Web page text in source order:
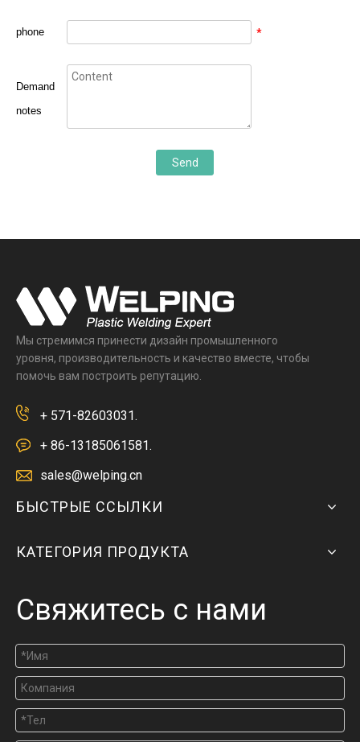
phone *
Demand
notes
Send
Мы стремимся принести дизайн промышленного
уровня, производительность и качество вместе, чтобы
помочь вам построить репутацию.
+ 571-82603031.
+ 86-13185061581.
sales@welping.cn
БЫСТРЫЕ ССЫЛКИ
КАТЕГОРИЯ ПРОДУКТА
Свяжитесь с нами